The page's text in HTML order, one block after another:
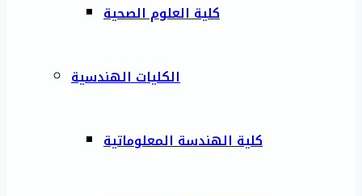
كلية العلوم الصحية
الكليات الهندسية
كلية الهندسة المعلوماتية